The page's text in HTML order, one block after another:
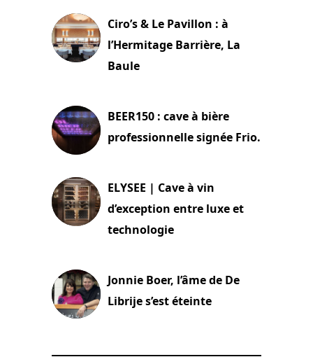
Ciro’s & Le Pavillon : à
l’Hermitage Barrière, La
Baule
BEER150 : cave à bière
professionnelle signée Frio.
ELYSEE | Cave à vin
d’exception entre luxe et
technologie
Jonnie Boer, l’âme de De
Librije s’est éteinte